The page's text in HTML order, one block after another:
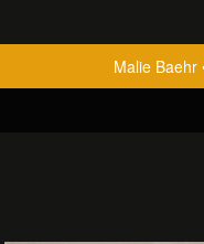
Malie Baehr